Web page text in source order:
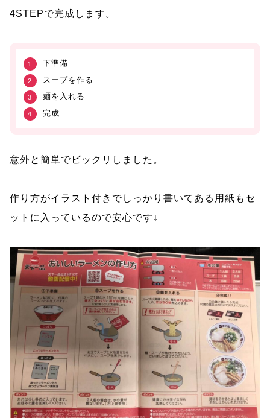
4STEPで完成します。
下準備
スープを作る
麺を入れる
完成
意外と簡単でビックリしました。
作り方がイラスト付きでしっかり書いてある用紙もセ
ットに入っているので安心です↓